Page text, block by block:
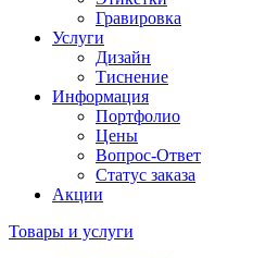
Гравировка
Услуги
Дизайн
Тиснение
Информация
Портфолио
Цены
Вопрос-Ответ
Статус заказа
Акции
Товары и услуги